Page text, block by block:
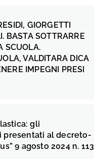
GIORGETTI
BASTA SOTTRARRE
SCUOLA.
VALDITARA DICA
IMPEGNI PRESI
gli
presentati al decreto-
9 agosto 2024 n. 113